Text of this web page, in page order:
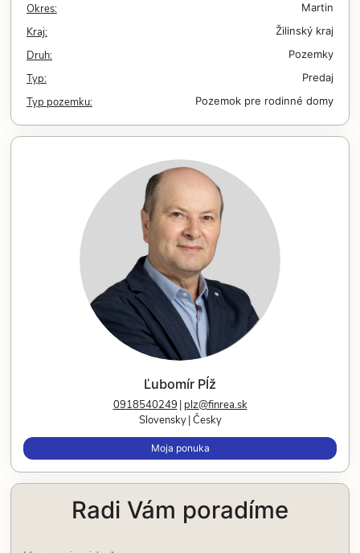
Okres: Martin
Kraj: Žilinský kraj
Druh: Pozemky
Typ: Predaj
Typ pozemku: Pozemok pre rodinné domy
Ľubomír Pĺž
0918540249 plz@finrea.sk
Slovensky Česky
Moja ponuka
Radi Vám poradíme